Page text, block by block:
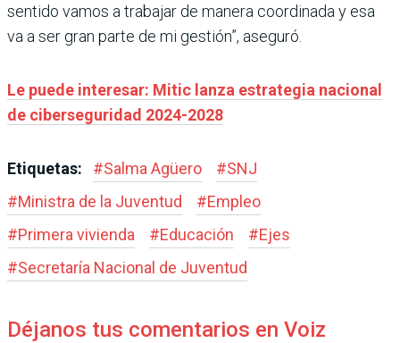
sentido vamos a trabajar de manera coordinada y esa
va a ser gran parte de mi gestión”, aseguró.
Le puede interesar: Mitic lanza estrategia nacional
de ciberseguridad 2024-2028
Etiquetas: #Salma Agüero #SNJ
#Ministra de la Juventud #Empleo
#Primera vivienda #Educación #Ejes
#Secretaría Nacional de Juventud
Déjanos tus comentarios en Voiz